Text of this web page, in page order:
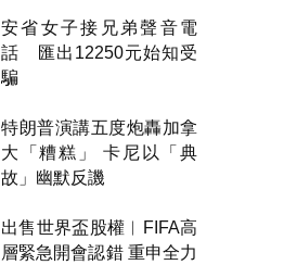
安省女子接兄弟聲音電
話 匯出12250元始知受
騙
特朗普演講五度炮轟加拿
大「糟糕」 卡尼以「典
故」幽默反譏
出售世界盃股權︱FIFA高
層緊急開會認錯 重申全力